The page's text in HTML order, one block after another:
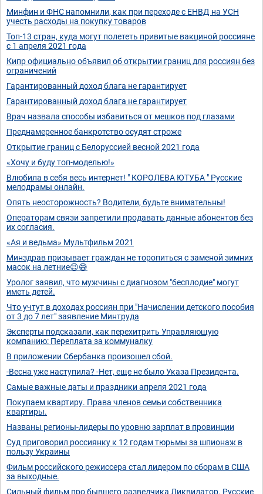
Минфин и ФНС напомнили, как при переходе с ЕНВД на УСН
учесть расходы на покупку товаров
Топ-13 стран, куда могут полететь привитые вакциной россияне
с 1 апреля 2021 года
Кипр официально объявил об открытии границ для россиян без
ограничений
Гарантированный доход блага не гарантирует
Гарантированный доход блага не гарантирует
Врач назвала способы избавиться от мешков под глазами
Преднамеренное банкротство осудят строже
Открытие границ с Белоруссией весной 2021 года
«Хочу и буду топ-моделью!»
Влюбила в себя весь интернет! " КОРОЛЕВА ЮТУБА " Русские
мелодрамы онлайн.
Опять неосторожность? Водители, будьте внимательны!
Операторам связи запретили продавать данные абонентов без
их согласия.
«Ая и ведьма» Мультфильм 2021
Минздрав призывает граждан не торопиться с заменой зимних
масок на летние😉😅
Уролог заявил, что мужчины с диагнозом "бесплодие" могут
иметь детей.
Что учтут в доходах россиян при "Начислении детского пособия
от 3 до 7 лет" заявление Минтруда
Эксперты подсказали, как перехитрить Управляющую
компанию: Переплата за коммуналку
В приложении Сбербанка произошел сбой.
-Весна уже наступила? -Нет, еще не было Указа Президента.
Самые важные даты и праздники апреля 2021 года
Покупаем квартиру. Права членов семьи собственника
квартиры.
Названы регионы-лидеры по уровню зарплат в провинции
Суд приговорил россиянку к 12 годам тюрьмы за шпионаж в
пользу Украины
Фильм российского режиссера стал лидером по сборам в США
за выходные.
Сильный фильм про бывшего разведчика Ликвидатор. Русские